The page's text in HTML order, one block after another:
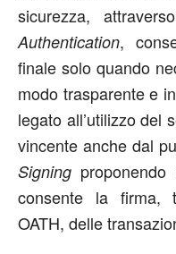
sicurezza,
Authentication,
finale solo quando
modo trasparente e
legato all’utilizzo del
vincente anche dal
Signing
consente la firma,
OATH, delle